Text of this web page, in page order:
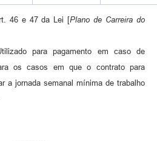
46 e 47 da Lei [Plano de Carreira do
para pagamento em caso de
os casos em que o contrato para
a jornada semanal mínima de trabalho